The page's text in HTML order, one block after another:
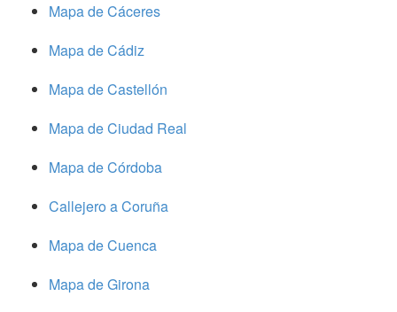
Mapa de Cáceres
Mapa de Cádiz
Mapa de Castellón
Mapa de Ciudad Real
Mapa de Córdoba
Callejero a Coruña
Mapa de Cuenca
Mapa de Girona